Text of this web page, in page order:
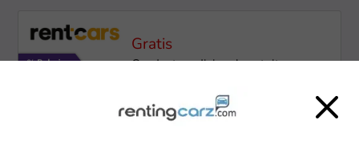
Gratis
Más cupones de Rentcars.com